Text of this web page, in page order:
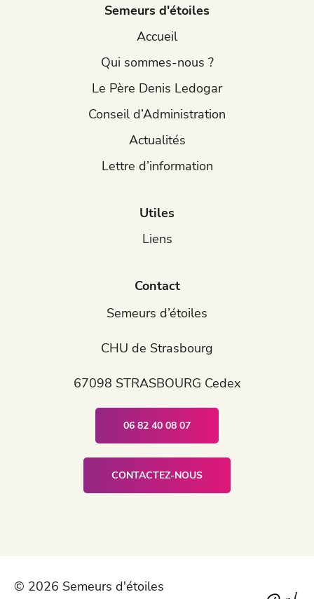
Semeurs d'étoiles
Accueil
Qui sommes-nous ?
Le Père Denis Ledogar
Conseil d’Administration
Actualités
Lettre d’information
Utiles
Liens
Contact
Semeurs d’étoiles
CHU de Strasbourg
67098 STRASBOURG Cedex
06 82 40 08 07
CONTACTEZ-NOUS
© 2026 Semeurs d'étoiles